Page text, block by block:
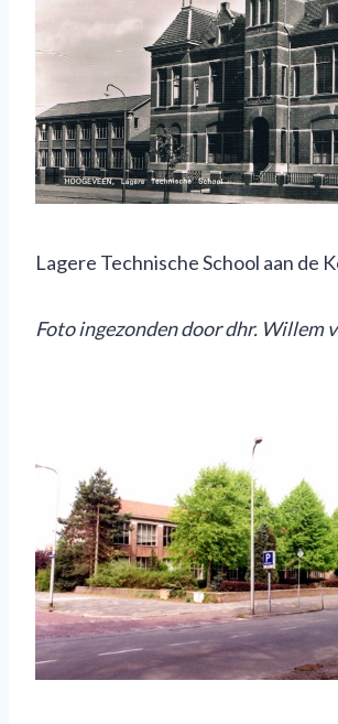
Lagere Technische School aan de
Fotoingezonden door dhr. Willem